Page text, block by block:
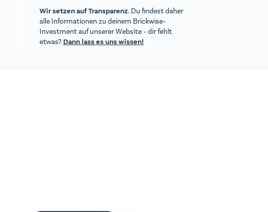
Wir setzen auf Transparenz. Du findest daher
alle Informationen zu deinem Brickwise-
Investment auf unserer Website - dir fehlt
etwas? Dann lass es uns wissen!